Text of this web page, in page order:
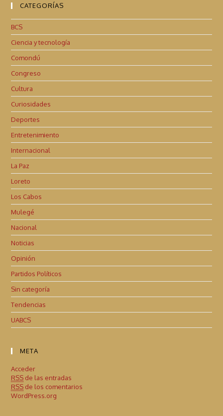
CATEGORÍAS
BCS
Ciencia y tecnología
Comondú
Congreso
Cultura
Curiosidades
Deportes
Entretenimiento
Internacional
La Paz
Loreto
Los Cabos
Mulegé
Nacional
Noticias
Opinión
Partidos Políticos
Sin categoría
Tendencias
UABCS
META
Acceder
RSS de las entradas
RSS de los comentarios
WordPress.org